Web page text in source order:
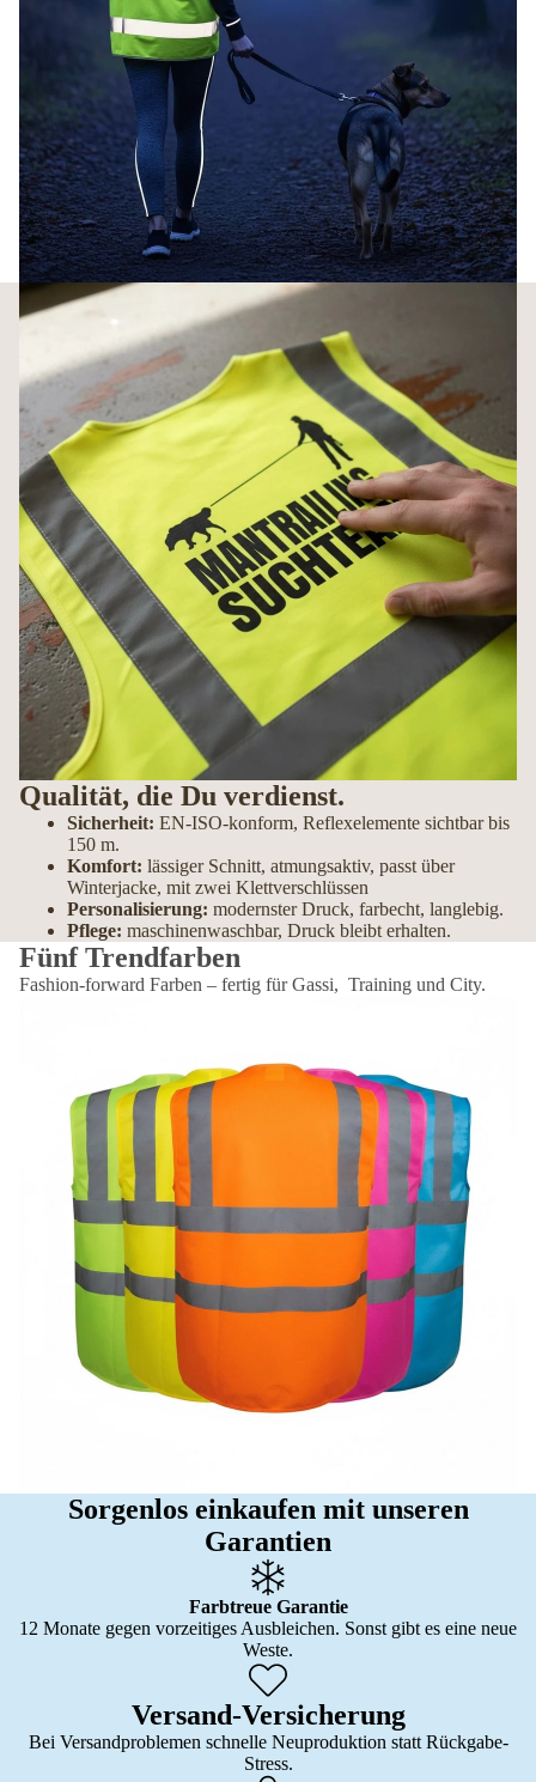
100% Polyester, leicht und knitterarm
Waschbar bei 30 Grad ohne Weichspüler
Personalisierbar: 300+ Motive + Wunschname auf dem Rücken
Qualität, die Du verdienst.
Sicherheit: EN-ISO-konform, Reflexelemente sichtbar bis
150 m.
Komfort: lässiger Schnitt, atmungsaktiv, passt über
Winterjacke, mit zwei Klettverschlüssen
Personalisierung: modernster Druck, farbecht, langlebig.
Pflege: maschinenwaschbar, Druck bleibt erhalten.
Fünf Trendfarben
Fashion-forward Farben – fertig für Gassi, Training und City.
Sorgenlos einkaufen mit unseren
Garantien
Farbtreue Garantie
12 Monate gegen vorzeitiges Ausbleichen. Sonst gibt es eine neue
Weste.
Versand-Versicherung
Bei Versandproblemen schnelle Neuproduktion statt Rückgabe-
Stress.